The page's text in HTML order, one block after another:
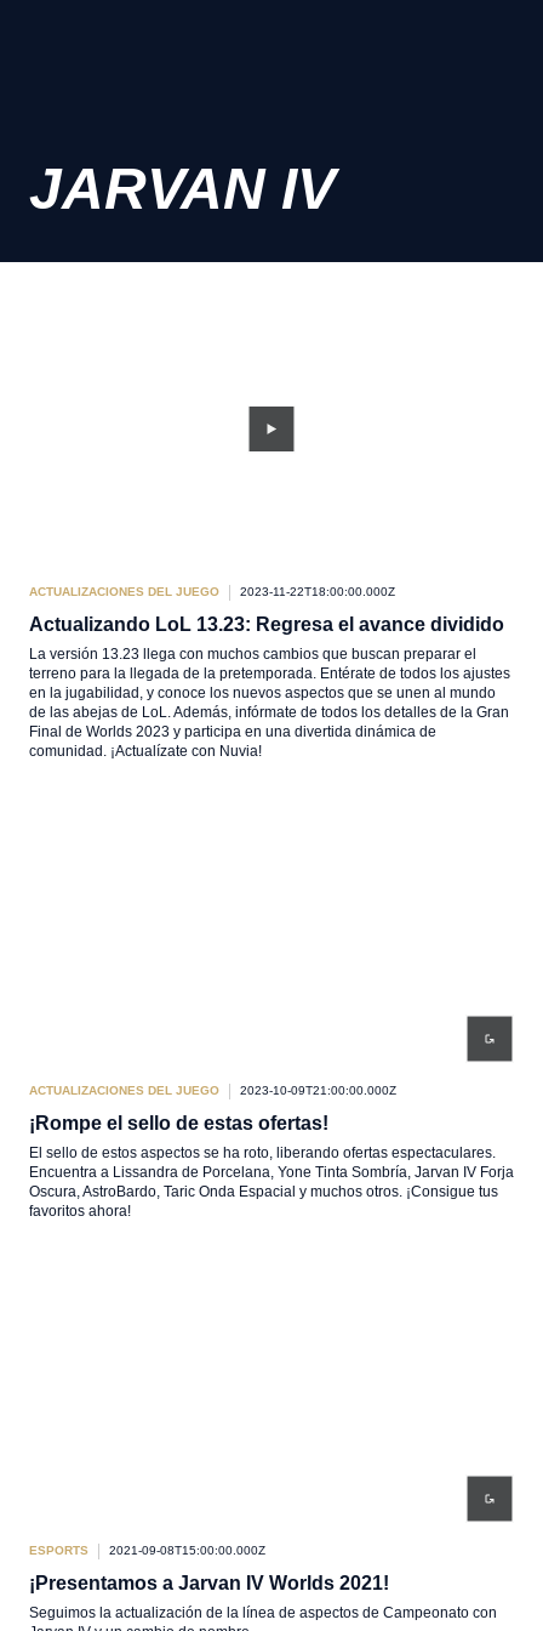
JARVAN IV
ACTUALIZACIONES DEL JUEGO 2023-11-22T18:00:00.000Z
Actualizando LoL 13.23: Regresa el avance dividido
La versión 13.23 llega con muchos cambios que buscan preparar el
terreno para la llegada de la pretemporada. Entérate de todos los ajustes
en la jugabilidad, y conoce los nuevos aspectos que se unen al mundo
de las abejas de LoL. Además, infórmate de todos los detalles de la Gran
Final de Worlds 2023 y participa en una divertida dinámica de
comunidad. ¡Actualízate con Nuvia!
ACTUALIZACIONES DEL JUEGO 2023-10-09T21:00:00.000Z
¡Rompe el sello de estas ofertas!
El sello de estos aspectos se ha roto, liberando ofertas espectaculares.
Encuentra a Lissandra de Porcelana, Yone Tinta Sombría, Jarvan IV Forja
Oscura, AstroBardo, Taric Onda Espacial y muchos otros. ¡Consigue tus
favoritos ahora!
ESPORTS 2021-09-08T15:00:00.000Z
¡Presentamos a Jarvan IV Worlds 2021!
Seguimos la actualización de la línea de aspectos de Campeonato con